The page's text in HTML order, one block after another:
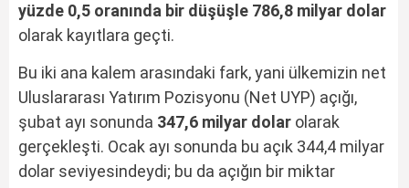
yüzde 0,5 oranında bir düşüşle 786,8 milyar dolar
olarak kayıtlara geçti.
Bu iki ana kalem arasındaki fark, yani ülkemizin net
Uluslararası Yatırım Pozisyonu (Net UYP) açığı,
şubat ayı sonunda 347,6 milyar dolar olarak
gerçekleşti. Ocak ayı sonunda bu açık 344,4 milyar
dolar seviyesindeydi; bu da açığın bir miktar